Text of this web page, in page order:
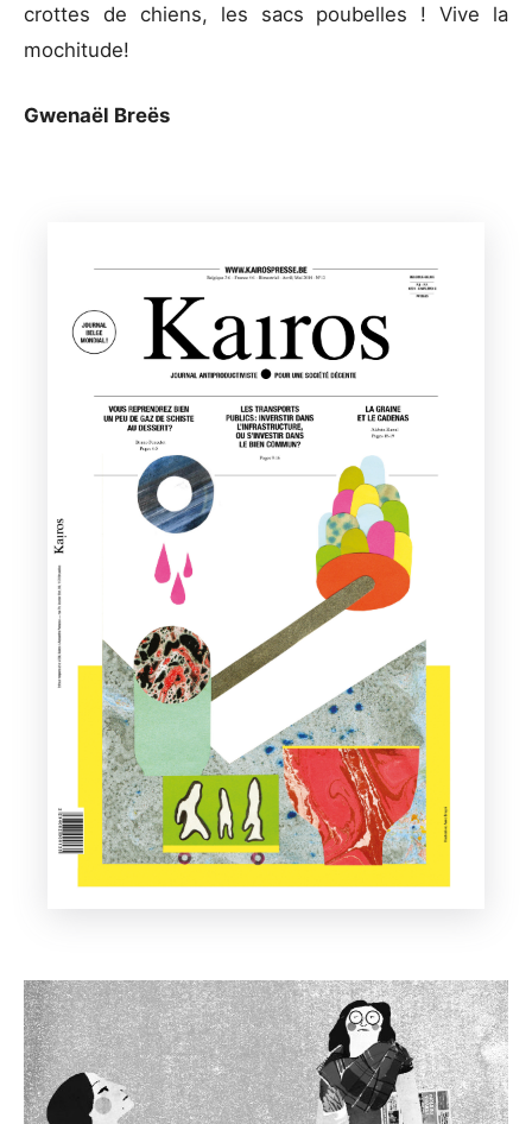
crottes de chiens, les sacs poubelles ! Vive la
mochitude!
Gwenaël Breës